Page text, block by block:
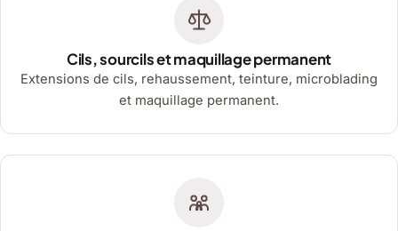
Cils, sourcils et maquillage permanent
Extensions de cils, rehaussement, teinture, microblading
et maquillage permanent.